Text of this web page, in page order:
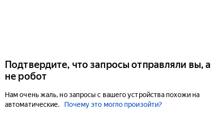
Подтвердите, что запросы отправляли вы, а
не робот
Нам очень жаль, но запросы с вашего устройства похожи на
автоматические.
Почему это могло произойти?